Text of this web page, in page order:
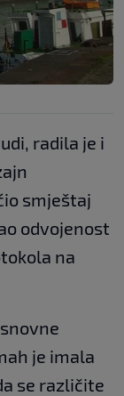
radila je i
smještaj
odvojenost
na
je imala
se različite